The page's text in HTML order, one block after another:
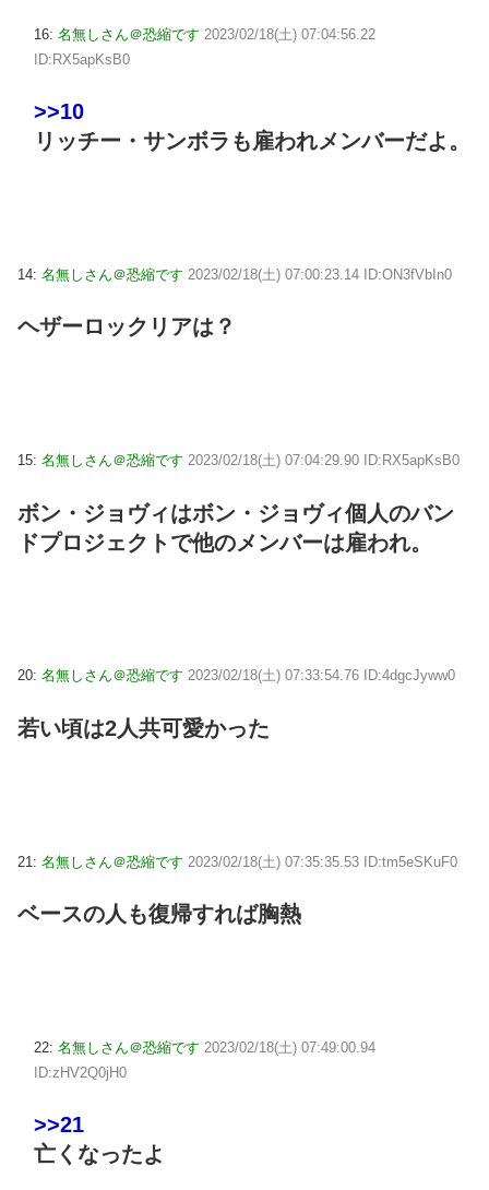
16: 名無しさん＠恐縮です 2023/02/18(土) 07:04:56.22
ID:RX5apKsB0
>>10
リッチー・サンボラも雇われメンバーだよ。
14: 名無しさん＠恐縮です 2023/02/18(土) 07:00:23.14 ID:ON3fVbIn0
ヘザーロックリアは？
15: 名無しさん＠恐縮です 2023/02/18(土) 07:04:29.90 ID:RX5apKsB0
ボン・ジョヴィはボン・ジョヴィ個人のバン
ドプロジェクトで他のメンバーは雇われ。
20: 名無しさん＠恐縮です 2023/02/18(土) 07:33:54.76 ID:4dgcJyww0
若い頃は2人共可愛かった
21: 名無しさん＠恐縮です 2023/02/18(土) 07:35:35.53 ID:tm5eSKuF0
ベースの人も復帰すれば胸熱
22: 名無しさん＠恐縮です 2023/02/18(土) 07:49:00.94
ID:zHV2Q0jH0
>>21
亡くなったよ